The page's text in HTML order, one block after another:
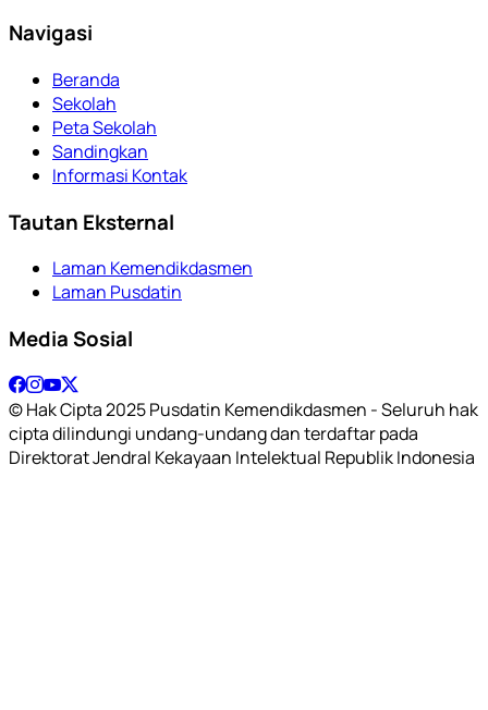
Navigasi
Beranda
Sekolah
Peta Sekolah
Sandingkan
Informasi Kontak
Tautan Eksternal
Laman Kemendikdasmen
Laman Pusdatin
Media Sosial
© Hak Cipta 2025 Pusdatin Kemendikdasmen - Seluruh hak
cipta dilindungi undang-undang dan terdaftar pada
Direktorat Jendral Kekayaan Intelektual Republik Indonesia